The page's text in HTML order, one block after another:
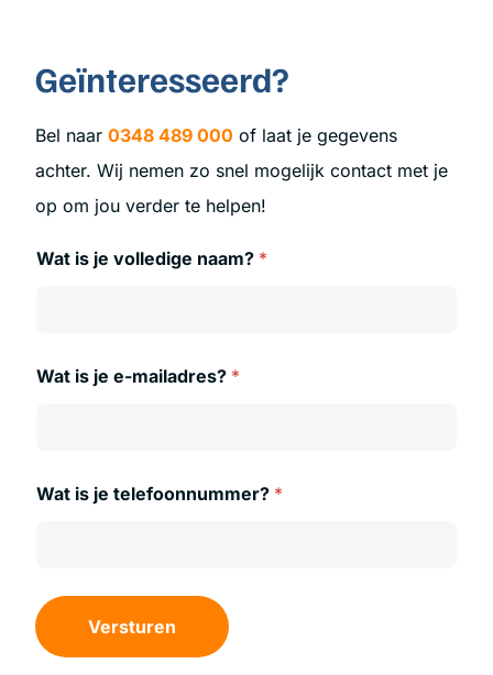
Geïnteresseerd?
Bel naar 0348 489 000 of laat je gegevens
achter. Wij nemen zo snel mogelijk contact met je
op om jou verder te helpen!
Wat is je volledige naam? *
Wat is je e-mailadres? *
Wat is je telefoonnummer? *
Versturen